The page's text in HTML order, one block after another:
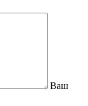
Ваш